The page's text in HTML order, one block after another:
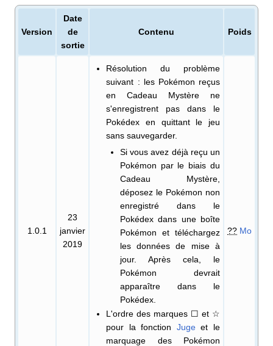
Version
Date
de
sortie
Contenu Poids
1.0.1
23
janvier
2019
Résolution du problème
suivant : les Pokémon reçus
en Cadeau Mystère ne
s'enregistrent pas dans le
Pokédex en quittant le jeu
sans sauvegarder.
Si vous avez déjà reçu un
Pokémon par le biais du
Cadeau Mystère,
déposez le Pokémon non
enregistré dans le
Pokédex dans une boîte
Pokémon et téléchargez
les données de mise à
jour. Après cela, le
Pokémon devrait
apparaître dans le
Pokédex.
L'ordre des marques ☐ et ☆
pour la fonction Jugeet le
marquage des Pokémon
?? Mo